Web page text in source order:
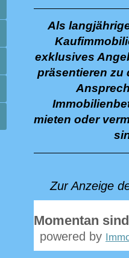
Als
exklusives
präsentieren zu
mieten oder
Zur Anzeige
Momentan
powered by